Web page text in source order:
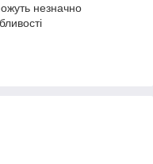
незначно